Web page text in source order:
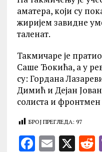
аматера, који су
жиријем завидне
таленат.
Такмичаре је
Саше Ђокића, а у
су: Гордана
Димић и Дејан
солиста и
БРОЈ ПРЕГЛЕДА: 97
F E X